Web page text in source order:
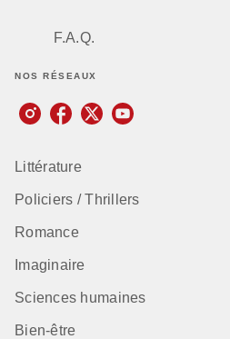
F.A.Q.
NOS RÉSEAUX
Littérature
Policiers / Thrillers
Romance
Imaginaire
Sciences humaines
Bien-être